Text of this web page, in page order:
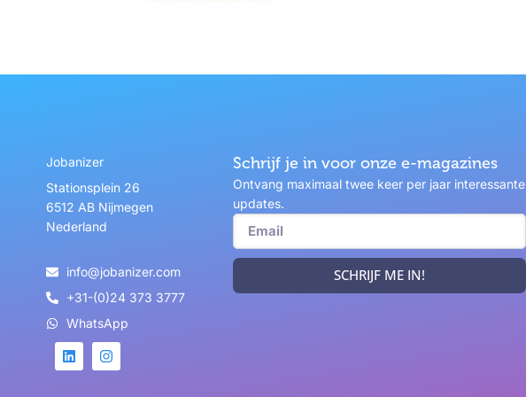
Jobanizer
Stationsplein 26
6512 AB Nijmegen
Nederland
info@jobanizer.com
+31-(0)24 373 3777
WhatsApp
Schrijf je in voor onze e-magazines
Ontvang maximaal twee keer per jaar interessante
updates.
SCHRIJF ME IN!